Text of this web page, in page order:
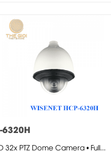
6320H
PTZ Dome Camera • Full...